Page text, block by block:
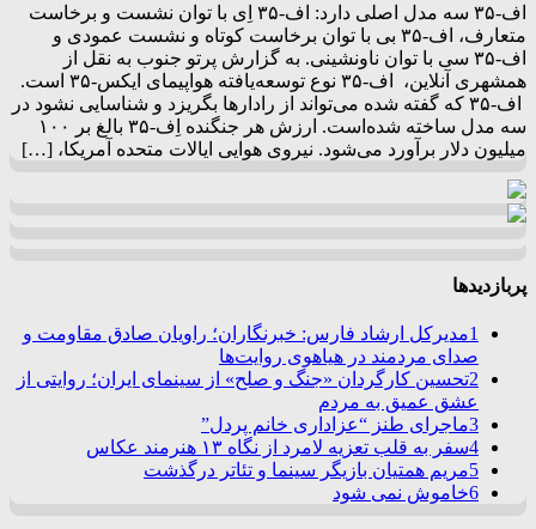
اف-۳۵ سه مدل اصلی دارد: اف-۳۵ اِی با توان نشست و برخاست
متعارف، اف-۳۵ بی با توان برخاست کوتاه و نشست عمودی و
اف-۳۵ سی با توان ناونشینی. به گزارش پرتو جنوب به نقل از
همشهری آنلاین، اف-۳۵ نوع توسعه‌یافته هواپیمای ایکس-۳۵ است.
اف-۳۵ که گفته شده می‌تواند از رادارها بگریزد و شناسایی نشود در
سه مدل ساخته شده‌است. ارزش هر جنگنده اِف-۳۵ بالغ بر ۱۰۰
میلیون دلار برآورد می‌شود. نیروی هوایی ایالات متحده آمریکا، […]
پربازدیدها
1مدیرکل ارشاد فارس: خبرنگاران؛ راویان صادق مقاومت و
صدای مردمند در هیاهوی روایت‌ها
2تحسین کارگردان «جنگ و صلح» از سینمای ایران؛ روایتی از
عشق عمیق به مردم
3ماجرای طنز “عزاداری خانم پردل”
4سفر به قلب تعزیه لامرد از نگاه ۱۳ هنرمند عکاس
5مریم همتیان بازیگر سینما و تئاتر درگذشت
6خاموش نمی شود